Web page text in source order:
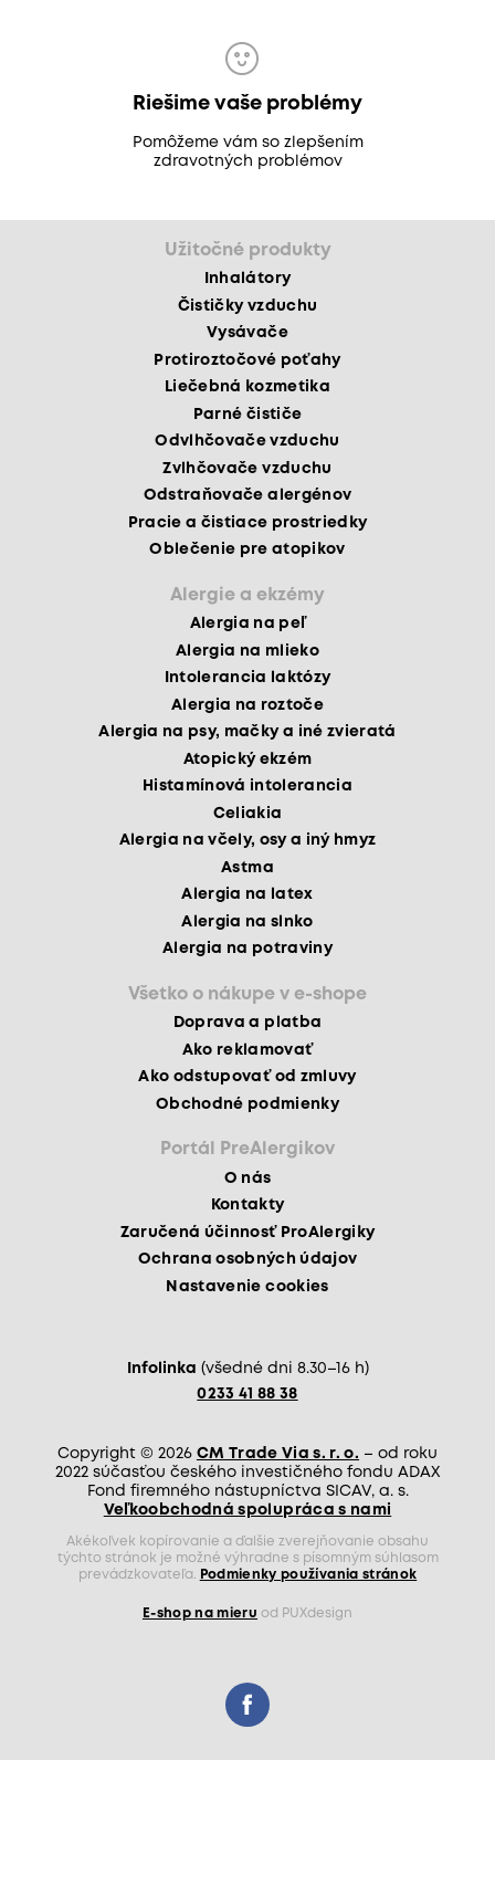
Riešime vaše problémy
Pomôžeme vám so zlepšením
zdravotných problémov
Užitočné produkty
Inhalátory
Čističky vzduchu
Vysávače
Protiroztočové poťahy
Liečebná kozmetika
Parné čističe
Odvlhčovače vzduchu
Zvlhčovače vzduchu
Odstraňovače alergénov
Pracie a čistiace prostriedky
Oblečenie pre atopikov
Alergie a ekzémy
Alergia na peľ
Alergia na mlieko
Intolerancia laktózy
Alergia na roztoče
Alergia na psy, mačky a iné zvieratá
Atopický ekzém
Histamínová intolerancia
Celiakia
Alergia na včely, osy a iný hmyz
Astma
Alergia na latex
Alergia na slnko
Alergia na potraviny
Všetko o nákupe v e-shope
Doprava a platba
Ako reklamovať
Ako odstupovať od zmluvy
Obchodné podmienky
Portál PreAlergikov
O nás
Kontakty
Zaručená účinnosť ProAlergiky
Ochrana osobných údajov
Nastavenie cookies
Infolinka (všedné dni 8.30–16 h)
0233 41 88 38
Copyright © 2026 CM Trade Via s. r. o. – od roku
2022 súčasťou českého investičného fondu ADAX
Fond firemného nástupníctva SICAV, a. s.
Veľkoobchodná spolupráca s nami
Akékoľvek kopírovanie a ďalšie zverejňovanie obsahu
týchto stránok je možné výhradne s písomným súhlasom
prevádzkovateľa.
Podmienky používania stránok
E-shop na mieru od PUXdesign